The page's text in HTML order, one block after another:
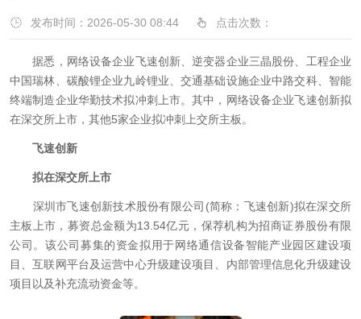
发布时间：2026-05-30 08:44 点击次数：
据悉，网络设备企业飞速创新、逆变器企业三晶股份、工程企业
中国瑞林、碳酸锂企业九岭锂业、交通基础设施企业中路交科、智能
终端制造企业华勤技术拟冲刺上市。其中，网络设备企业飞速创新拟
在深交所上市，其他5家企业拟冲刺上交所主板。
飞速创新
拟在深交所上市
深圳市飞速创新技术股份有限公司(简称：飞速创新)拟在深交所
主板上市，募资总金额为13.54亿元，保荐机构为招商证券股份有限
公司。该公司募集的资金拟用于网络通信设备智能产业园区建设项
目、互联网平台及运营中心升级建设项目、内部管理信息化升级建设
项目以及补充流动资金等。